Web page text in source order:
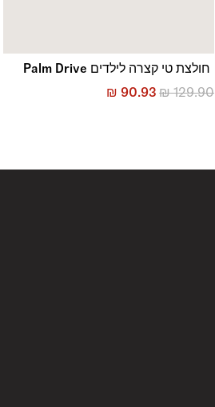
חולצת טי קצרה לילדים Palm Drive
₪129.90
₪ 90.93